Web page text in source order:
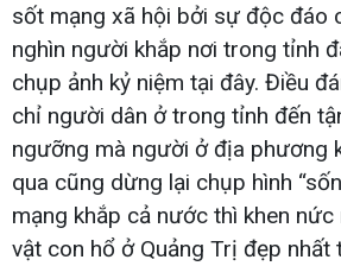
sốt mạng xã hội bởi sự độc đáo
nghìn người khắp nơi trong tỉnh
chụp ảnh kỷ niệm tại đây. Điều
chỉ người dân ở trong tỉnh đến
ngưỡng mà người ở địa phương
qua cũng dừng lại chụp hình
mạng khắp cả nước thì khen nức
vật con hổ ở Quảng Trị đẹp nhất